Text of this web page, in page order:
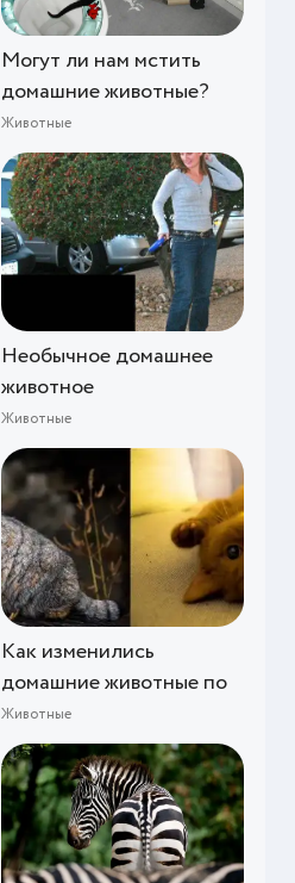
Могут ли нам мстить
домашние животные?
Животные
Необычное домашнее
животное
Животные
Как изменились
домашние животные по
Животные